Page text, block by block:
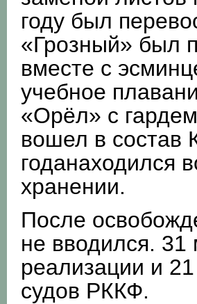
году был
«Грозный» был
вместе с
учебное
«Орёл» с
вошел в состав
годанаходился
хранении.
После
не вводился.
реализации и
судов РККФ.